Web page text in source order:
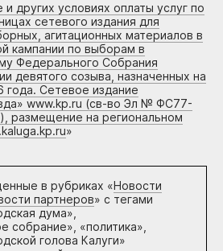
других условиях оплаты услуг по
сетевого издания для
агитационных материалов в
кампании по выборам в
Федерального Собрания
девятого созыва, назначенных на
года. Сетевое издание
www.kp.ru (св-во Эл № ФС77-
размещение на региональном
»
в рубриках «Новости
партнеров» с тегами
дума»,
собрание», «политика»,
голова Калуги»